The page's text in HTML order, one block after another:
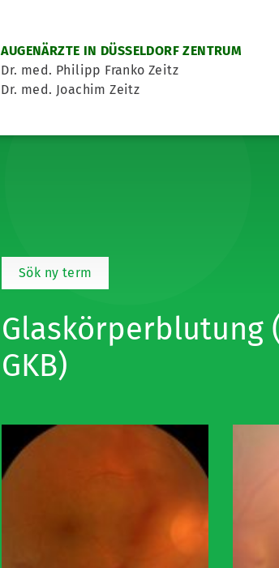
AUGENÄRZTE IN DÜSSELDORF ZENTRUM
Dr. med. Philipp Franko Zeitz
Dr. med. Joachim Zeitz
Sök ny term
Glaskörperblutung
GKB)